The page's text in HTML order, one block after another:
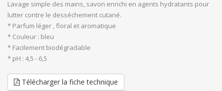
Lavage simple des mains, savon enrichi en agents hydratants pour
lutter contre le desséchement cutané.
* Parfum léger , floral et aromatique
* Couleur : bleu
* Facilement biodégradable
* pH : 4,5 - 6,5
Télécharger la fiche technique